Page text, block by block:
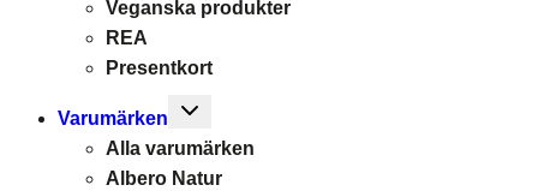
Veganska produkter
REA
Presentkort
Varumärken
Toggle
menu
Alla varumärken
Albero Natur